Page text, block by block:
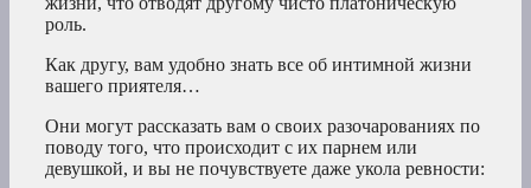
роль.
Как другу, вам удобно знать все об интимной жизни
вашего приятеля…
Они могут рассказать вам о своих разочарованиях по
поводу того, что происходит с их парнем или
девушкой, и вы не почувствуете даже укола ревности: